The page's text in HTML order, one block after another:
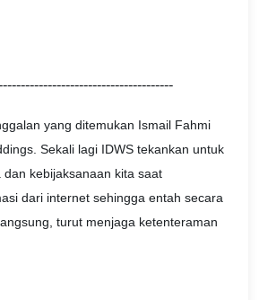
yang ditemukan Ismail Fahmi
Sekali lagi IDWS tekankan untuk
kebijaksanaan kita saat
dari internet sehingga entah secara
turut menjaga ketenteraman